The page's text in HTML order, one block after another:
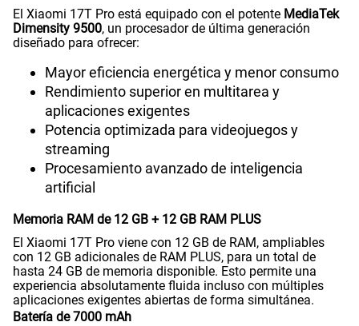
El Xiaomi 17T Pro está equipado con el potente MediaTek
Dimensity 9500, un procesador de última generación
diseñado para ofrecer:
Mayor eficiencia energética y menor consumo
Rendimiento superior en multitarea y
aplicaciones exigentes
Potencia optimizada para videojuegos y
streaming
Procesamiento avanzado de inteligencia
artificial
Memoria RAM de 12 GB + 12 GB RAM PLUS
El Xiaomi 17T Pro viene con 12 GB de RAM, ampliables
con 12 GB adicionales de RAM PLUS, para un total de
hasta 24 GB de memoria disponible. Esto permite una
experiencia absolutamente fluida incluso con múltiples
aplicaciones exigentes abiertas de forma simultánea.
Batería de 7000 mAh